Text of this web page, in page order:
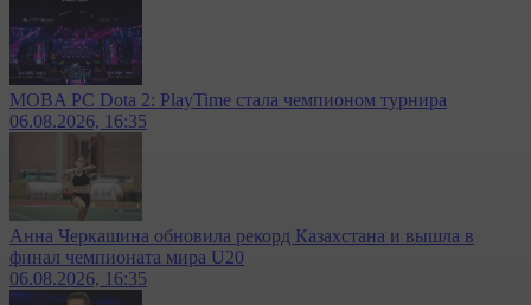
MOBA PC Dota 2: PlayTime стала чемпионом турнира
06.08.2026, 16:35
Анна Черкашина обновила рекорд Казахстана и вышла в
финал чемпионата мира U20
06.08.2026, 16:35